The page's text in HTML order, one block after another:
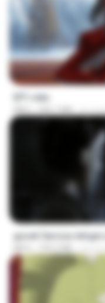
EP1.mkv
MKV 390.7 MB il y a
goset 3arosa
739.3 MB